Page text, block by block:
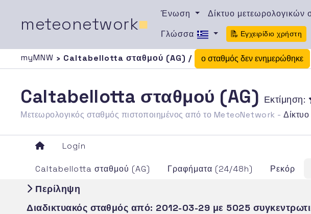
meteonetwork■
Ένωση Δίκτυο μετεωρολογικών
Γλώσσα
Εγχειρίδιο χρήστη
myMNW › Caltabellotta σταθμού (AG) / ο σταθμός δεν ενημερώθηκε
Caltabellotta σταθμού (AG) Εκτίμηση:
Μετεωρολογικός σταθμός πιστοποιημένος από το MeteoNetwork -
Login
Caltabellotta σταθμού (AG) Γραφήματα (24/48h) Ρεκόρ
Περίληψη
Διαδικτυακός σταθμός από: 2012-03-29 με 5025